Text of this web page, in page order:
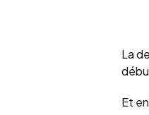
La
Et